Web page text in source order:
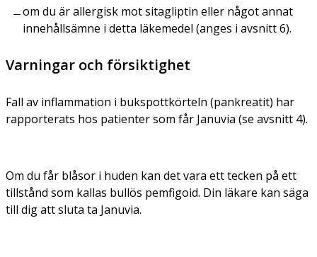
om du är allergisk mot sitagliptin eller något annat
innehållsämne i detta läkemedel (anges i avsnitt 6).
Varningar och försiktighet
Fall av inflammation i bukspottkörteln (pankreatit) har
rapporterats hos patienter som får Januvia (se avsnitt 4).
Om du får blåsor i huden kan det vara ett tecken på ett
tillstånd som kallas bullös pemfigoid. Din läkare kan säga
till dig att sluta ta Januvia.